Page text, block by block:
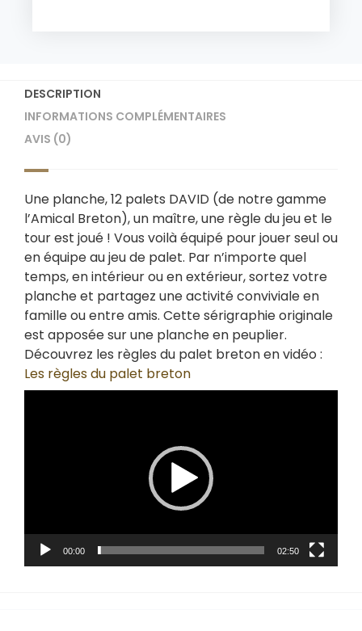
DESCRIPTION
INFORMATIONS COMPLÉMENTAIRES
AVIS (0)
Une planche, 12 palets DAVID (de notre gamme
l’Amical Breton), un maître, une règle du jeu et le
tour est joué ! Vous voilà équipé pour jouer seul ou
en équipe au jeu de palet. Par n’importe quel
temps, en intérieur ou en extérieur, sortez votre
planche et partagez une activité conviviale en
famille ou entre amis. Cette sérigraphie originale
est apposée sur une planche en peuplier.
Découvrez les règles du palet breton en vidéo :
Les règles du palet breton
00:00 02:50